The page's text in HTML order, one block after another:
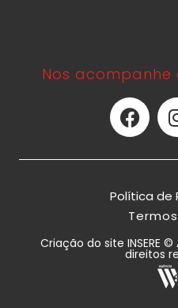
Nos acompanhe
Política de
Criação do site INSERE
direitos